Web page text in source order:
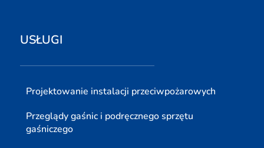
USŁUGI
Projektowanie instalacji przeciwpożarowych
Przeglądy gaśnic i podręcznego sprzętu
gaśniczego